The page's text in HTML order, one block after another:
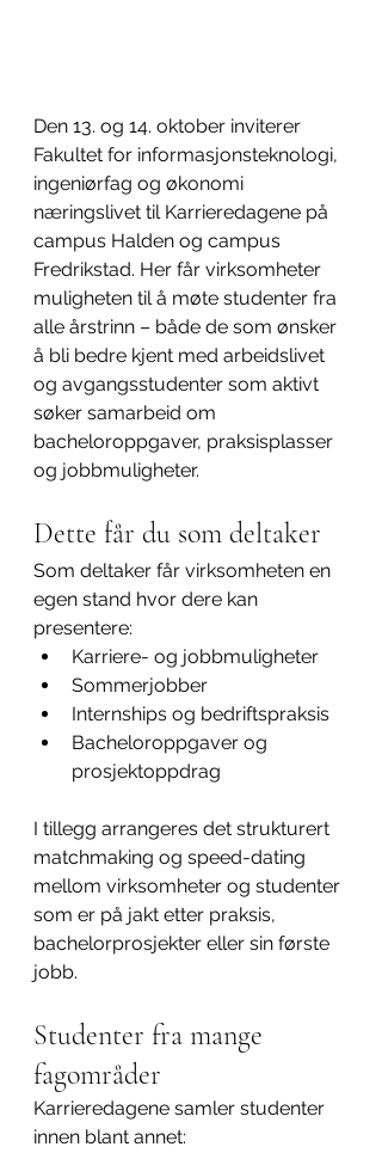
Den 13. og 14. oktober inviterer
Fakultet for informasjonsteknologi,
ingeniørfag og økonomi
næringslivet til Karrieredagene på
campus Halden og campus
Fredrikstad. Her får virksomheter
muligheten til å møte studenter fra
alle årstrinn – både de som ønsker
å bli bedre kjent med arbeidslivet
og avgangsstudenter som aktivt
søker samarbeid om
bacheloroppgaver, praksisplasser
og jobbmuligheter.
Dette får du som deltaker
Som deltaker får virksomheten en
egen stand hvor dere kan
presentere:
Karriere- og jobbmuligheter
Sommerjobber
Internships og bedriftspraksis
Bacheloroppgaver og
prosjektoppdrag
I tillegg arrangeres det strukturert
matchmaking og speed-dating
mellom virksomheter og studenter
som er på jakt etter praksis,
bachelorprosjekter eller sin første
jobb.
Studenter fra mange
fagområder
Karrieredagene samler studenter
innen blant annet: